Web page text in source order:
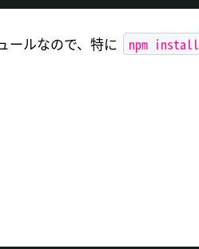
ールなので、特に npm install